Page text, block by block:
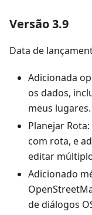
Versão 3.9
Data de
Adicionada
os dados,
meus lugares.
Planejar
com rota, e
editar
Adicionado
de diálogos